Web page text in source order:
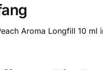
Aroma Longfill 10 ml